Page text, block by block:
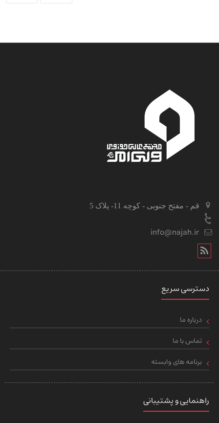
قم - مفتح جنوبی - کوچه 11- پلاک 5
info@najah.ir
دسترسی سریع
درباره ما
تماس با ما
برنامه های وابسته
راهنمایی و پشتیبانی